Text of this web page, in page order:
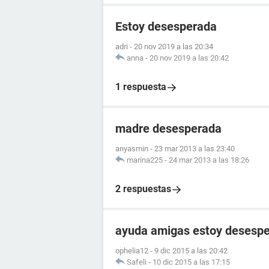
Estoy desesperada
adri - 20 nov 2019 a las 20:34
anna - 20 nov 2019 a las 20:42
1 respuesta
madre desesperada
anyasmin - 23 mar 2013 a las 23:40
marina225 - 24 mar 2013 a las 18:26
2 respuestas
ayuda amigas estoy
ophelia12 - 9 dic 2015 a las 20:42
Safeli - 10 dic 2015 a las 17:15